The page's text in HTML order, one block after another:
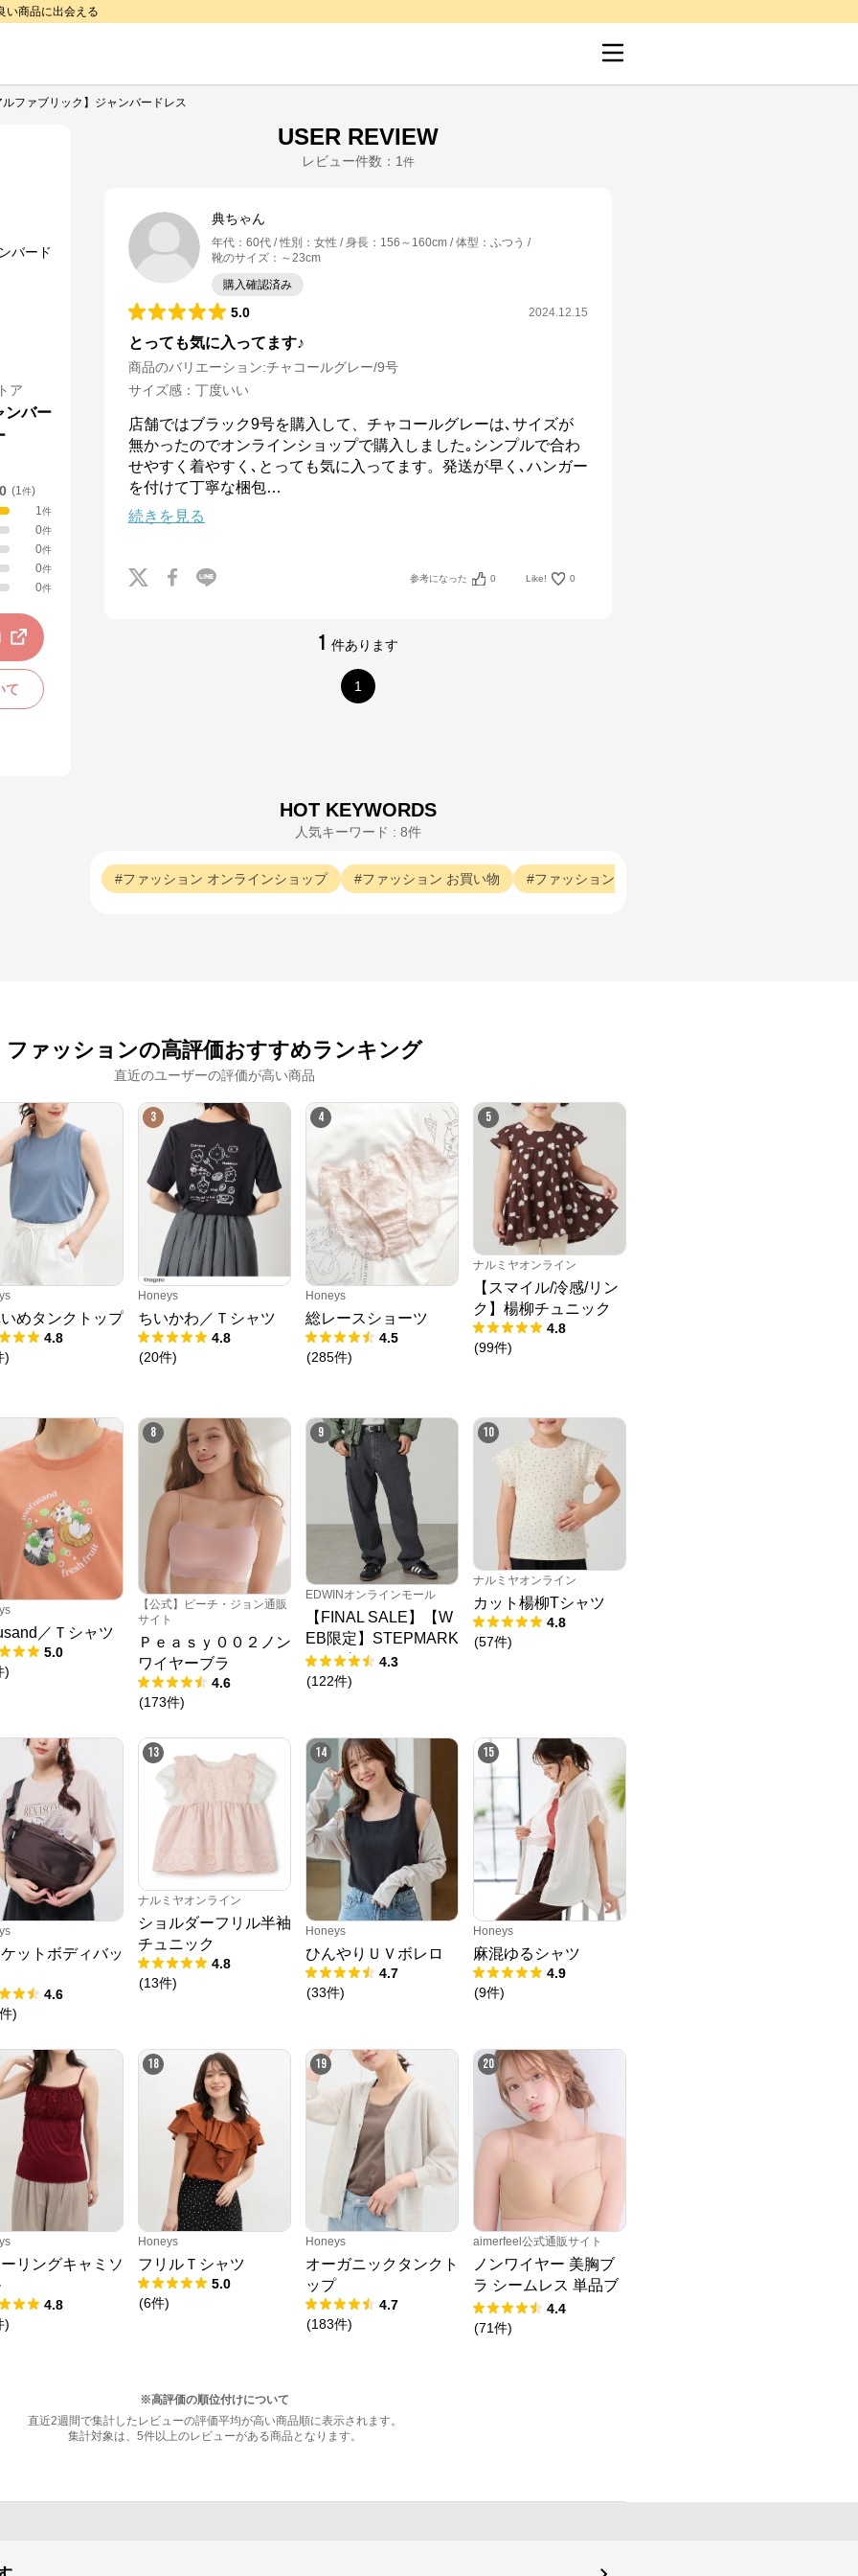
い商品に出会える
ルファブリック】ジャンバードレス
ア
ンバー
(1 件)
1件
0件
0件
0件
0件
て
USER REVIEW
レビュー件数： 1 件
典ちゃん
年代 ： 60代 性別 ： 女性 身長 ： 156～160cm 体型 ： ふつう
靴のサイズ ： ～23cm
購入確認済み
5.0 2024.12.15
とっても気に入ってます♪
商品のバリエーション:チャコールグレー/9号
サイズ感 ： 丁度いい
店舗ではブラック9号を購入して、チャコールグレーは､サイズが
無かったのでオンラインショップで購入しました｡シンプルで合わ
せやすく着やすく､とっても気に入ってます。発送が早く､ハンガー
を付けて丁寧な梱包…
続きを見る
参考になった 0 Like! 0
1 件あります
1
HOT KEYWORDS
人気キーワード : 8件
ファッション オンラインショップ ファッション お買い物 ファッション
ファッションの高評価おすすめランキング
直近のユーザーの評価が高い商品
めタンクトップ
4.8
)
3
Honeys
ちいかわ／Ｔシャツ
4.8
(20件)
4
Honeys
総レースショーツ
4.5
(285件)
5
ナルミヤオンライン
【スマイル/冷感/リン
ク】楊柳チュニック
4.8
(99件)
／Ｔシャツ
5.0
)
8
【公式】ピーチ・ジョン通販
サイト
Ｐｅａｓｙ００２ノン
ワイヤーブラ
4.6
(173件)
9
EDWINオンラインモール
【FINAL SALE】【W
EB限定】STEPMARK
ルーズペインターパン
ツ
4.3
(122件)
10
ナルミヤオンライン
カット楊柳Tシャツ
4.8
(57件)
ットボディバッ
4.6
件)
13
ナルミヤオンライン
ショルダーフリル半袖
チュニック
4.8
(13件)
14
Honeys
ひんやりＵＶボレロ
4.7
(33件)
15
Honeys
麻混ゆるシャツ
4.9
(9件)
リングキャミソ
4.8
)
18
Honeys
フリルＴシャツ
5.0
(6件)
19
Honeys
オーガニックタンクト
ップ
4.7
(183件)
20
aimerfeel公式通販サイト
ノンワイヤー 美胸ブ
ラ シームレス 単品ブ
ラジャー
4.4
(71件)
※高評価の順位付けについて
直近2週間で集計したレビューの評価平均が高い商品順に表示されます。
集計対象は、5件以上のレビューがある商品となります。
クロスプラス オンラインストア
公式ECサイト
※外部サイトが開きます
クロスプラス　オンラインストア からのコメント
N.O.R.C (ノーク)、JUNKO SHIMADA (ジュンコシマダ) 、ATSURO TAYAMA
（アツロウ タヤマ）、
ALPHA CUBIC (アルファーキュービック)、DECOY (デコイ)、Petit Honfleur
(プチオンフルール)、
DERMASHARE (ダーマシェア)など、20 代～ 40 代の大人女子ブランドを中
心に、多くの人気ブランドをラインナップ。
レディースファッションを中心に、ライフスタイルを豊かにするオリジナルア
イテムをご提案します。